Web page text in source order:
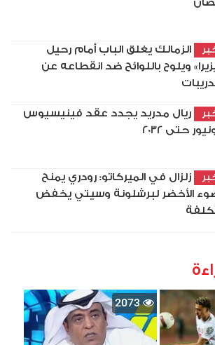
الزمالك يغلق الباب أمام رحيل
ويلوح باللوائح ضد انقطاعه عن
ريال مدريد يجدد عقد فينيسيوس
حتى 2032
زلزال في الميركاتو: رودري يمنح
الأخضر لبرشلونة وسيتي يخفض
2073